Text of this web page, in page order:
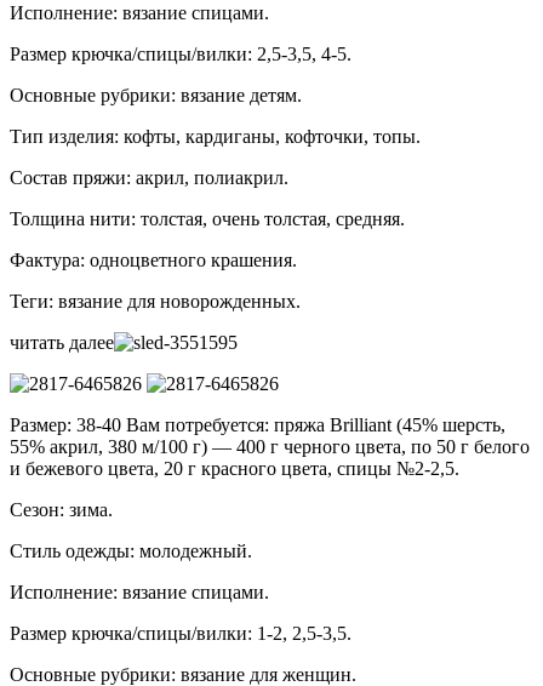
Исполнение: вязание спицами.
Размер крючка/спицы/вилки: 2,5-3,5, 4-5.
Основные рубрики: вязание детям.
Тип изделия: кофты, кардиганы, кофточки, топы.
Состав пряжи: акрил, полиакрил.
Толщина нити: толстая, очень толстая, средняя.
Фактура: одноцветного крашения.
Теги: вязание для новорожденных.
читать далее
Размер: 38-40 Вам потребуется: пряжа Brilliant (45% шерсть,
55% акрил, 380 м/100 г) — 400 г черного цвета, по 50 г белого
и бежевого цвета, 20 г красного цвета, спицы №2-2,5.
Сезон: зима.
Стиль одежды: молодежный.
Исполнение: вязание спицами.
Размер крючка/спицы/вилки: 1-2, 2,5-3,5.
Основные рубрики: вязание для женщин.